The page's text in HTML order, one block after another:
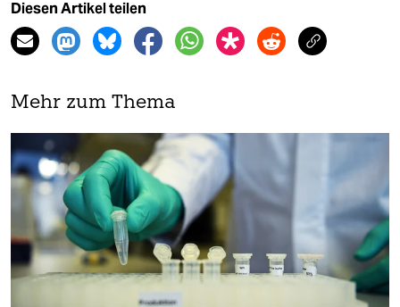
Diesen Artikel teilen
Mehr zum Thema